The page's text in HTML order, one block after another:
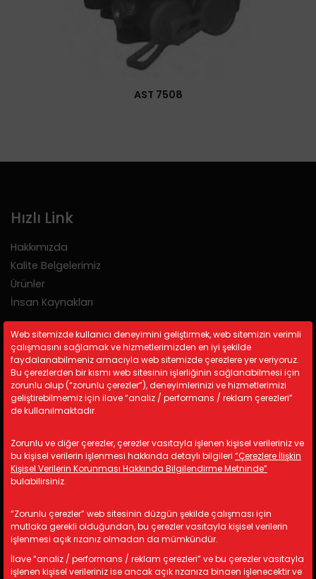
AST 7508
Hızlı Link
Hakkımızda
Kalite Belgelerimiz
Ürünler
İnsan Kaynakları
Güvenlik
Çerez Politikası
Gizlilik Politikası
KVKK
İletişim Bilgileri
A: Kemalpaşa Organize Sanayi
M: info@astotomotiv.com
T: +90 232 877 21 33
T: +90 530 668 39 83
Web sitemizde kullanıcı deneyimini geliştirmek, web sitemizin verimli
çalışmasını sağlamak ve hizmetlerimizden en iyi şekilde
faydalanabilmeniz amacıyla web sitemizde çerezlere yer veriyoruz.
Bu çerezlerden bir kısmı web sitesinin işlerliğinin sağlanabilmesi için
zorunlu olup (“zorunlu çerezler”), deneyimlerinizi ve hizmetlerimizi
geliştirebilmemiz için ilave “analiz / performans / reklam çerezleri”
de kullanılmaktadır.
Zorunlu ve diğer çerezler, çerezler vasıtayla işlenen kişisel verileriniz ve
bu kişisel verilerin işlenmesi hakkında detaylı bilgileri “Çerezlere İlişkin
Kişisel Verilerin Korunması Hakkında Bilgilendirme Metninde”
bulabilirsiniz.
“Zorunlu çerezler” web sitesinin düzgün şekilde çalışması için
mutlaka gerekli olduğundan, bu çerezler vasıtayla kişisel verilerin
işlenmesi açık rızanız olmadan da mümkündür.
İlave “analiz / performans / reklam çerezleri” ve bu çerezler vasıtayla
işlenen kişisel verileriniz ise ancak açık rızanıza binaen işlenecektir ve